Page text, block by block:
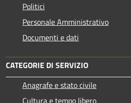
Politici
Personale Amministrativo
Documenti e dati
CATEGORIE DI SERVIZIO
Anagrafe e stato civile